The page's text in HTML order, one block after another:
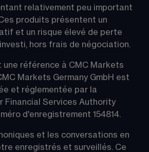
relativement peu important
produits présentent un
et un risque élevé de perte
hors frais de négociation.
une référence à CMC Markets
Markets Germany GmbH est
et réglementée par la
Financial Services Authority
d'enregistrement 154814.
et les conversations en
enregistrés et surveillés. Ce